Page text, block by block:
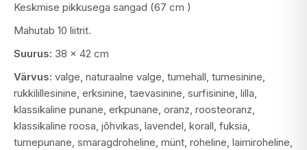
Keskmise pikkusega sangad (67 cm )
Mahutab 10 liitrit.
Suurus: 38 x 42 cm
Värvus: valge, naturaalne valge, tumehall, tumesinine,
rukkilillesinine, erksinine, taevasinine, surfisinine, lilla,
klassikaline punane, erkpunane, oranz, roosteoranz,
klassikaline roosa, jõhvikas, lavendel, korall, fuksia,
tumepunane, smaragdroheline, münt, roheline, laimiroheline,